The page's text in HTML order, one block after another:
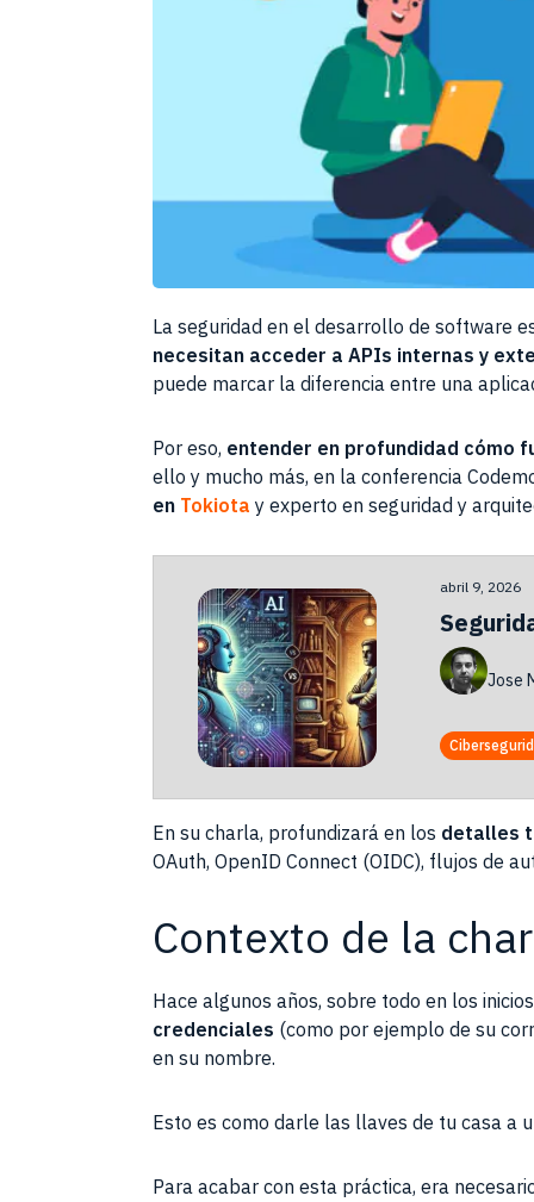
La seguridad en el desarrollo de software
necesitan acceder a APIs internas y
puede marcar la diferencia entre una
Por eso, entender en profundidad cómo
ello y mucho más, en la conferencia
en Tokiota y experto en seguridad y
abril 9, 2026
Jose
En su charla, profundizará en los detalles
OAuth, OpenID Connect (OIDC), flujos de
Contexto de la
Hace algunos años, sobre todo en los
credenciales (como por ejemplo de su
en su nombre.
Esto es como darle las llaves de tu casa a
Para acabar con esta práctica, era